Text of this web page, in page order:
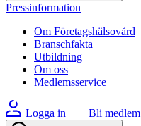
Pressinformation
Om Företagshälsovård
Branschfakta
Utbildning
Om oss
Medlemsservice
Logga in Bli medlem